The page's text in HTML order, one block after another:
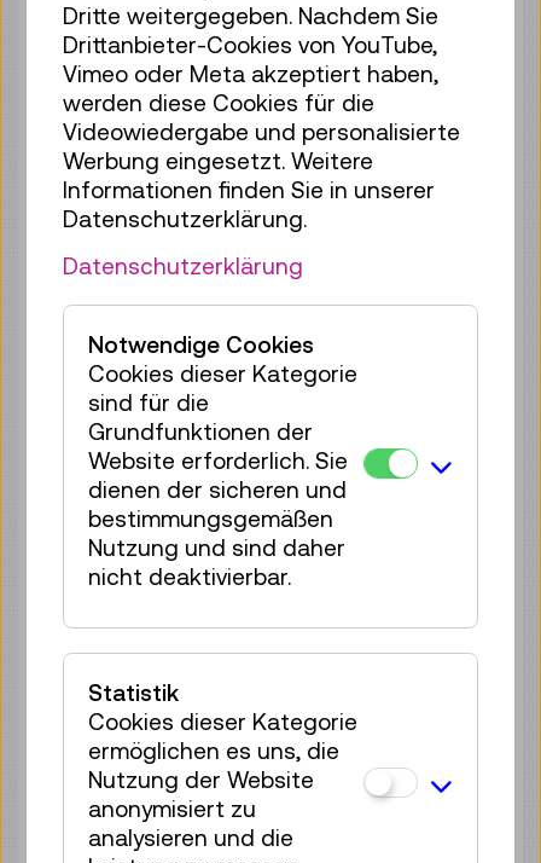
35 Plätze frei
€ 2,50
Tickets
So 09.08. 11:00–11:40
Reservierung Kinderbereich
35 Plätze frei
€ 2,50
Tickets
So 09.08. 12:00 – 12:40
35 Plätze frei
€ 2,50
So 09.08. 13:00
Reservierung Kinderbereich
35 Plätze frei
€ 2,50
So 09.08. 14:00 –14:40
Reservierung Kinderbereich
35 Plätze frei
€ 2,50
Tickets
So 09.08. 15:00
15:40
Reservierung Kinderbereich
35 Plätze frei
€ 2,50
Dritte weitergegeben. Nachdem Sie
Drittanbieter-Cookies von YouTube,
Vimeo oder Meta akzeptiert haben,
werden diese Cookies für die
Videowiedergabe und personalisierte
Werbung eingesetzt. Weitere
Informationen finden Sie in unserer
Datenschutzerklärung.
Datenschutzerklärung
Notwendige Cookies
Cookies dieser Kategorie
sind für die
Grundfunktionen der
Website erforderlich. Sie
dienen der sicheren und
bestimmungsgemäßen
Nutzung und sind daher
nicht deaktivierbar.
Statistik
Cookies dieser Kategorie
ermöglichen es uns, die
Nutzung der Website
anonymisiert zu
analysieren und die